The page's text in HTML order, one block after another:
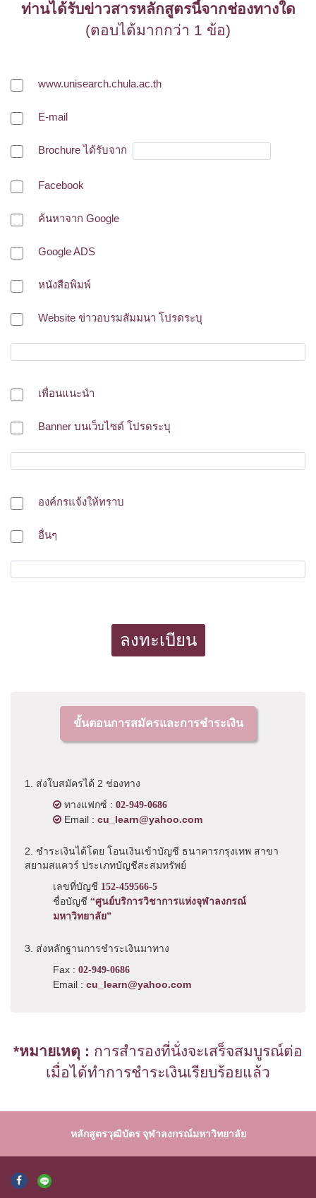
ท่านได้รับข่าวสารหลักสูตรนี้จากช่องทางใด
(ตอบได้มากกว่า 1 ข้อ)
www.unisearch.chula.ac.th
E-mail
Brochure ได้รับจาก
Facebook
ค้นหาจาก Google
Google ADS
หนังสือพิมพ์
Website ข่าวอบรมสัมมนา โปรดระบุ
เพื่อนแนะนำ
Banner บนเว็บไซต์ โปรดระบุ
องค์กรแจ้งให้ทราบ
อื่นๆ
ลงทะเบียน
ขั้นตอนการสมัครและการชำระเงิน
1. ส่งใบสมัครได้ 2 ช่องทาง
ทางแฟกซ์ : 02-949-0686
Email : cu_learn@yahoo.com
2. ชำระเงินได้โดย โอนเงินเข้าบัญชี ธนาคารกรุงเทพ สาขา
สยามสแควร์ ประเภทบัญชีสะสมทรัพย์
เลขที่บัญชี 152-459566-5
ชื่อบัญชี “ศูนย์บริการวิชาการแห่งจุฬาลงกรณ์
มหาวิทยาลัย”
3. ส่งหลักฐานการชำระเงินมาทาง
Fax : 02-949-0686
Email : cu_learn@yahoo.com
*หมายเหตุ : การสำรองที่นั่งจะเสร็จสมบูรณ์ต่อ
เมื่อได้ทำการชำระเงินเรียบร้อยแล้ว
หลักสูตรวุฒิบัตร จุฬาลงกรณ์มหาวิทยาลัย